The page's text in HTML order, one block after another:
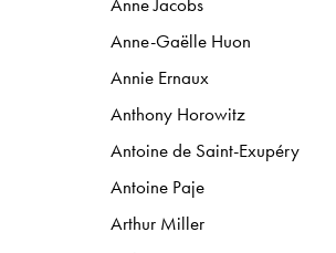
Anne-Gaëlle Huon
Annie Ernaux
Anthony Horowitz
Antoine de Saint-Exupéry
Antoine Paje
Arthur Miller